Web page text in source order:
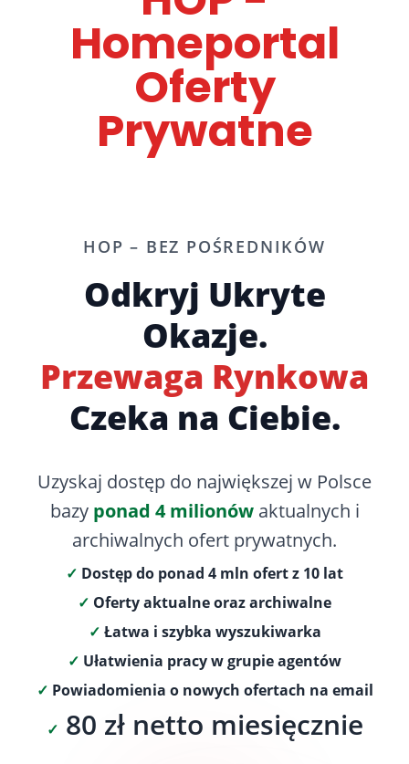
Homeportal
Oferty
Prywatne
HOP – BEZ POŚREDNIKÓW
Odkryj Ukryte
Okazje.
Przewaga Rynkowa
Czeka na Ciebie.
Uzyskaj dostęp do największej w Polsce
bazy ponad 4 milionówaktualnych i
archiwalnych ofert prywatnych.
✓ Dostęp do ponad 4 mln ofert z 10 lat
✓ Oferty aktualne oraz archiwalne
✓ Łatwa i szybka wyszukiwarka
✓ Ułatwienia pracy w grupie agentów
✓ Powiadomienia o nowych ofertach na email
✓ 80 zł netto miesięcznie